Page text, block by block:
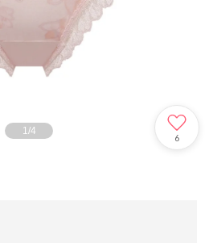
1 /4
6